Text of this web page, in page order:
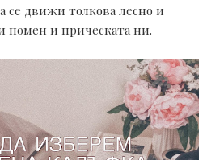
се движи толкова лесно и
помен и прическата ни.